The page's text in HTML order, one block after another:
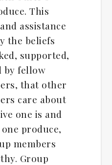
This
assistance
the beliefs
supported,
by fellow
that other
care about
one is and
produce,
members
Group